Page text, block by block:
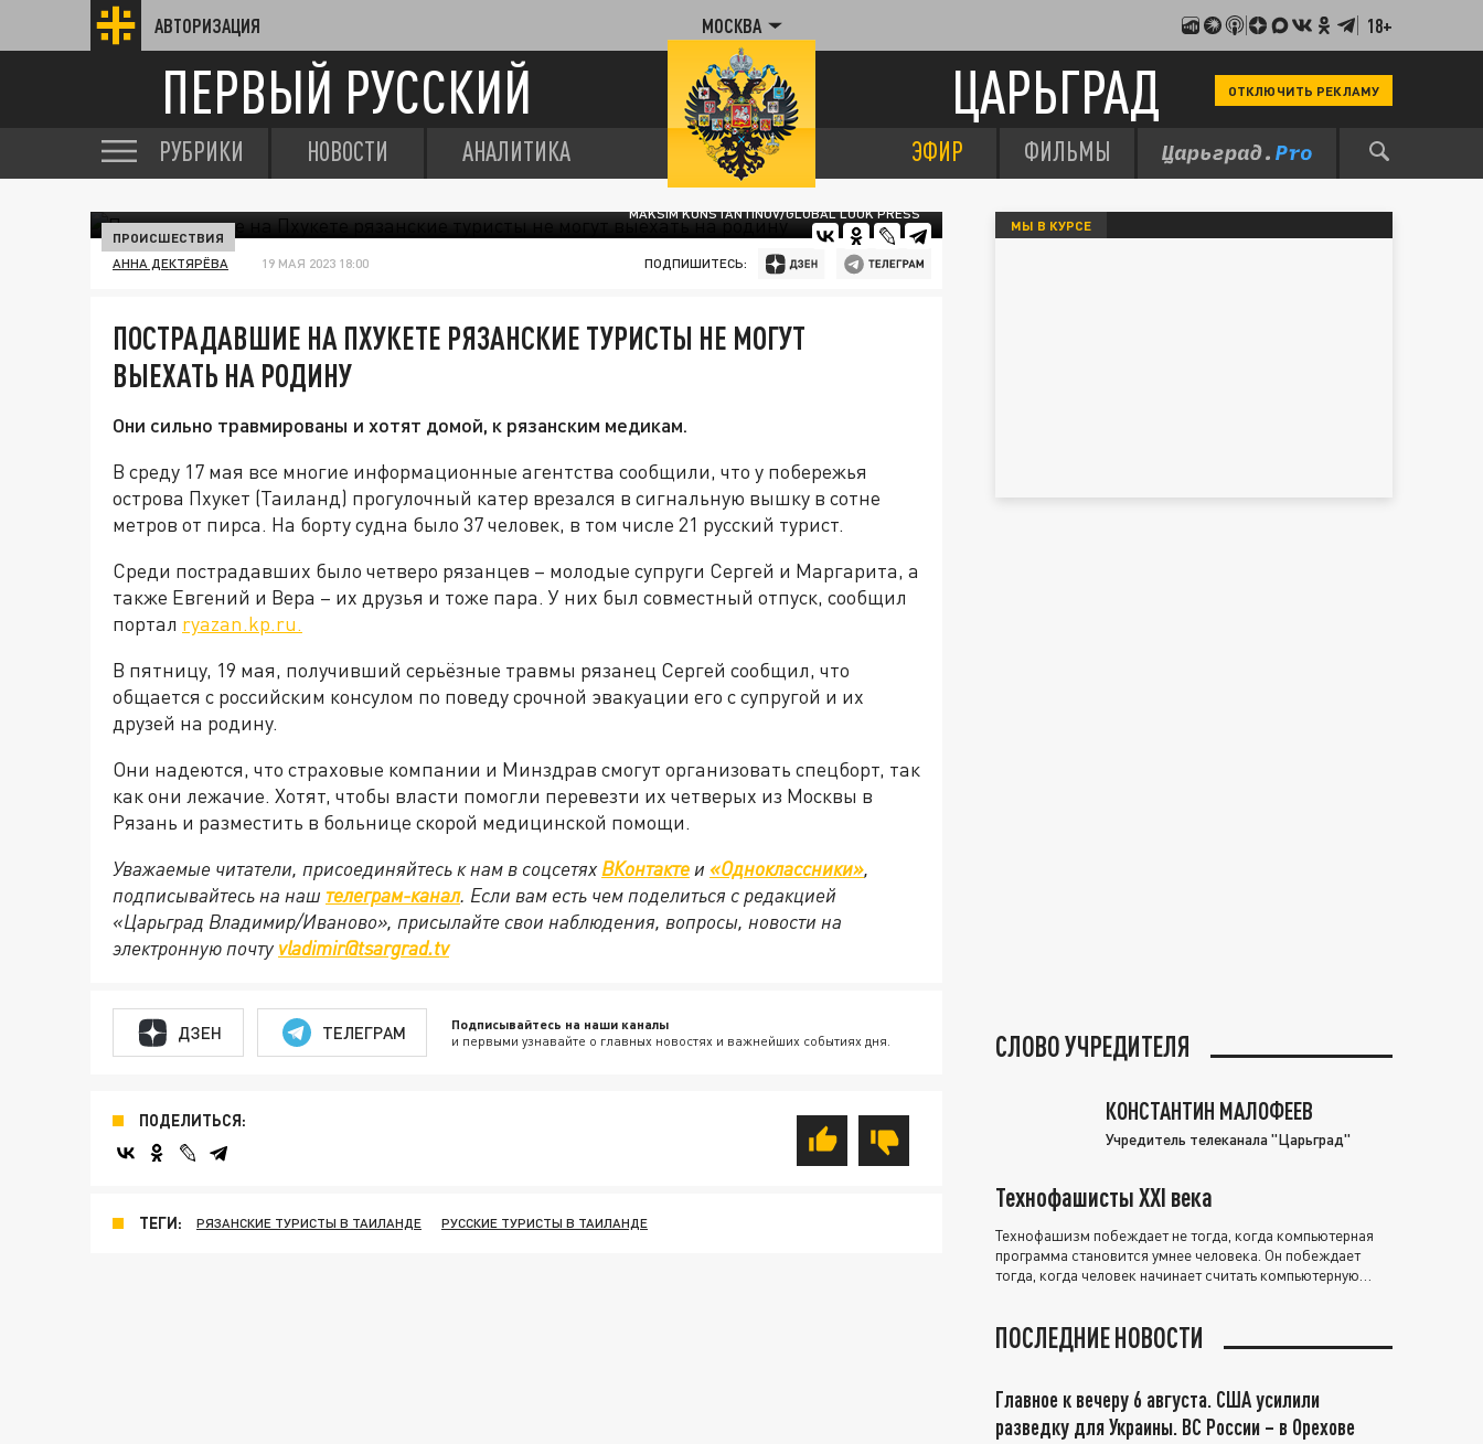
АВТОРИЗАЦИЯ МОСКВА 18+
ПЕРВЫЙ РУССКИЙ ЦАРЬГРАД ОТКЛЮЧИТЬ РЕКЛАМУ
РУБРИКИ НОВОСТИ АНАЛИТИКА ЭФИР ФИЛЬМЫ
MAKSIM KONSTANTINOV/GLOBAL LOOK PRESS
ПРОИСШЕСТВИЯ
АННА ДЕКТЯРЁВА 19 МАЯ 2023 18:00 ПОДПИШИТЕСЬ:
ПОСТРАДАВШИЕ НА ПХУКЕТЕ РЯЗАНСКИЕ ТУРИСТЫ НЕ МОГУТ
ВЫЕХАТЬ НА РОДИНУ
Они сильно травмированы и хотят домой, к рязанским медикам.
В среду 17 мая все многие информационные агентства сообщили, что у побережья
острова Пхукет (Таиланд) прогулочный катер врезался в сигнальную вышку в сотне
метров от пирса. На борту судна было 37 человек, в том числе 21 русский турист.
Среди пострадавших было четверо рязанцев – молодые супруги Сергей и Маргарита, а
также Евгений и Вера – их друзья и тоже пара. У них был совместный отпуск, сообщил
портал ryazan.kp.ru.
В пятницу, 19 мая, получивший серьёзные травмы рязанец Сергей сообщил, что
общается с российским консулом по поведу срочной эвакуации его с супругой и их
друзей на родину.
Они надеются, что страховые компании и Минздрав смогут организовать спецборт, так
как они лежачие. Хотят, чтобы власти помогли перевезти их четверых из Москвы в
Рязань и разместить в больнице скорой медицинской помощи.
Уважаемые читатели, присоединяйтесь к нам в соцсетях ВКонтакте и «Одноклассники»,
подписывайтесь на наш телеграм-канал. Если вам есть чем поделиться с редакцией
«Царьград Владимир/Иваново», присылайте свои наблюдения, вопросы, новости на
электронную почту vladimir@tsargrad.tv
ДЗЕН ТЕЛЕГРАМ Подписывайтесь на наши каналы
и первыми узнавайте о главных новостях и важнейших событиях дня.
ПОДЕЛИТЬСЯ:
ТЕГИ: РЯЗАНСКИЕ ТУРИСТЫ В ТАИЛАНДЕ РУССКИЕ ТУРИСТЫ В ТАИЛАНДЕ
МЫ В КУРСЕ
СЛОВО УЧРЕДИТЕЛЯ
КОНСТАНТИН МАЛОФЕЕВ
Учредитель телеканала "Царьград"
Технофашисты XXI века
Технофашизм побеждает не тогда, когда компьютерная
программа становится умнее человека. Он побеждает
тогда, когда человек начинает считать компьютерную
ПОСЛЕДНИЕ НОВОСТИ
Главное к вечеру 6 августа. США усилили
разведку для Украины. ВС России – в Орехове